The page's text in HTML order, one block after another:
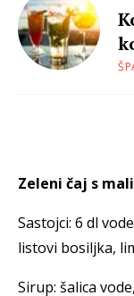
Zeleni čaj s
Sastojci: 6 dl
listovi bosiljka,
Sirup: šalica